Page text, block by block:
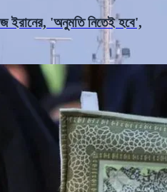
ইরানের, 'অনুমতি নিতেই হবে',